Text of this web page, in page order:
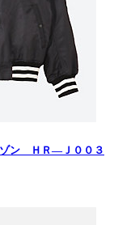
ン ＨＲ—Ｊ００３